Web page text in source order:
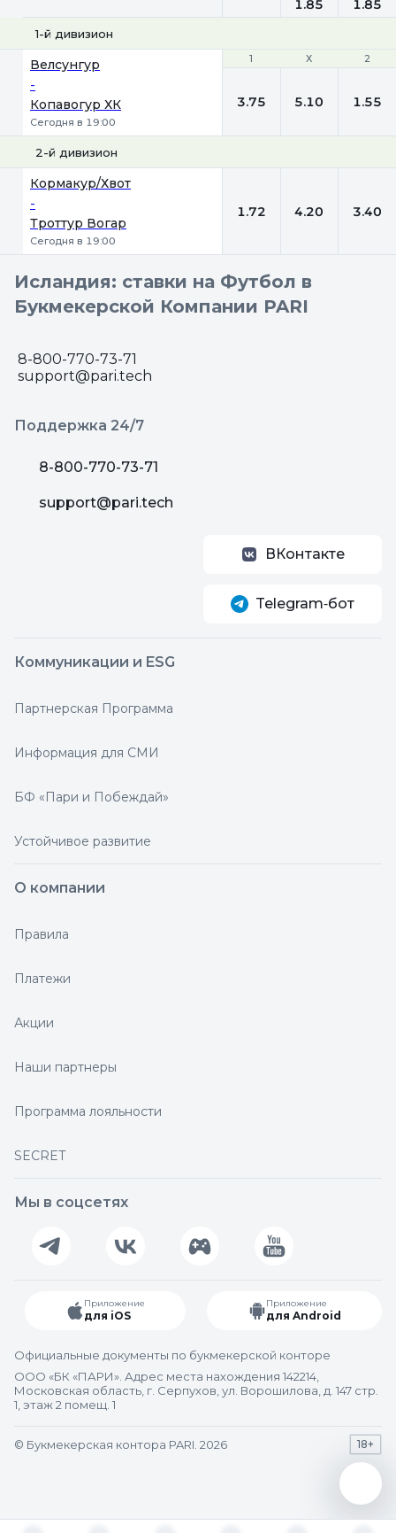
1.85 1.85
1-й дивизион
1 Х 2
Велсунгур
-
Копавогур ХК
Сегодня в 19:00
1 Х 2
3.75 5.10 1.55
2-й дивизион
Кормакур/Хвот
-
Троттур Вогар
Сегодня в 19:00
1.72 4.20 3.40
Исландия: ставки на Футбол в
Букмекерской Компании PARI
8-800-770-73-71
support@pari.tech
Поддержка 24/7
8-800-770-73-71
support@pari.tech
ВКонтакте
Telegram‑бот
Коммуникации и ESG
Партнерская Программа
Информация для СМИ
БФ «Пари и Побеждай»
Устойчивое развитие
О компании
Правила
Платежи
Акции
Наши партнеры
Программа лояльности
SECRET
Мы в соцсетях
Приложение
для iOS
Приложение
для Android
Официальные документы по букмекерской конторе
ООО «БК «ПАРИ». Адрес места нахождения 142214,
Московская область, г. Серпухов, ул. Ворошилова, д. 147 стр.
1, этаж 2 помещ. 1
© Букмекерская контора PARI. 2026 18+